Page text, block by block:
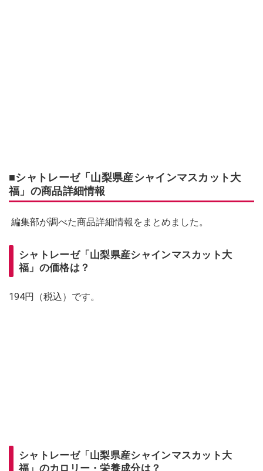
■シャトレーゼ「山梨県産シャインマスカット大
福」の商品詳細情報
編集部が調べた商品詳細情報をまとめました。
シャトレーゼ「山梨県産シャインマスカット大
福」の価格は？
194円（税込）です。
シャトレーゼ「山梨県産シャインマスカット大
福」のカロリー・栄養成分は？